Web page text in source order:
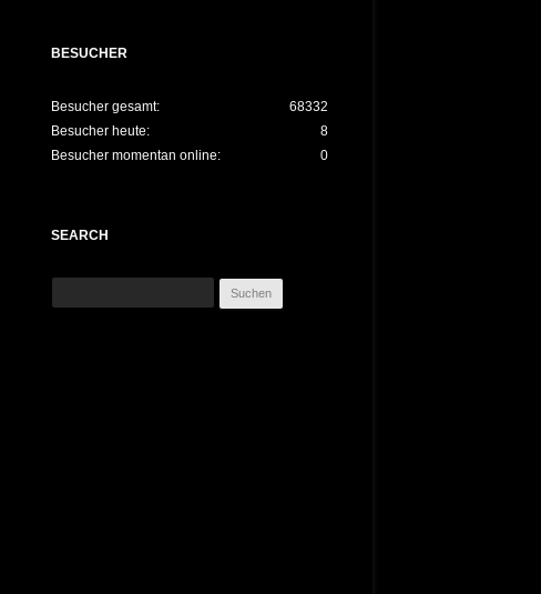
BESUCHER
68332
Besucher gesamt:
8
Besucher heute:
0
Besucher momentan online:
SEARCH